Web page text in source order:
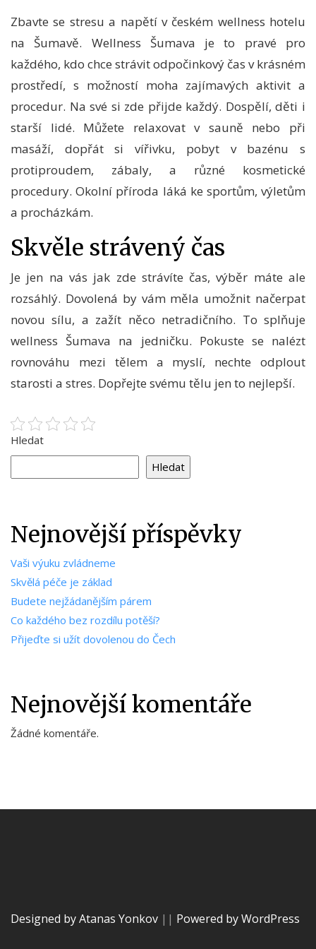
Zbavte se stresu a napětí v českém wellness hotelu
na Šumavě. Wellness Šumava je to pravé pro
každého, kdo chce strávit odpočinkový čas v krásném
prostředí, s možností moha zajímavých aktivit a
procedur. Na své si zde přijde každý. Dospělí, děti i
starší lidé. Můžete relaxovat v sauně nebo při
masáží, dopřát si vířivku, pobyt v bazénu s
protiproudem, zábaly, a různé kosmetické
procedury. Okolní příroda láká ke sportům, výletům
a procházkám.
Skvěle strávený čas
Je jen na vás jak zde strávíte čas, výběr máte ale
rozsáhlý. Dovolená by vám měla umožnit načerpat
novou sílu, a zažít něco netradičního. To splňuje
wellness Šumava na jedničku. Pokuste se nalézt
rovnováhu mezi tělem a myslí, nechte odplout
starosti a stres. Dopřejte svému tělu jen to nejlepší.
Hledat
Hledat
Nejnovější příspěvky
Vaši výuku zvládneme
Skvělá péče je základ
Budete nejžádanějším párem
Co každého bez rozdílu potěší?
Přijeďte si užít dovolenou do Čech
Nejnovější komentáře
Žádné komentáře.
Designed by Atanas Yonkov || Powered by WordPress